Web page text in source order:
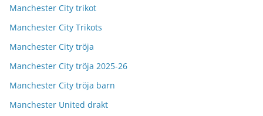
Manchester City trikot
Manchester City Trikots
Manchester City tröja
Manchester City tröja 2025-26
Manchester City tröja barn
Manchester United drakt